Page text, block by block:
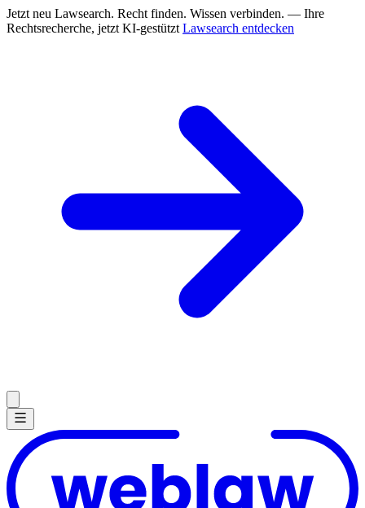
Jetzt neu Lawsearch. Recht finden. Wissen verbinden. — Ihre
Rechtsrecherche, jetzt KI-gestützt Lawsearch entdecken